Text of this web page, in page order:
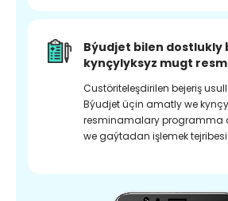
Býudjet bilen dostlukly
kynçylyksyz mugt
Custöriteleşdirilen bejeriş
Býudjet üçin amatly we
resminamalary programma
we gaýtadan işlemek tejribesi.